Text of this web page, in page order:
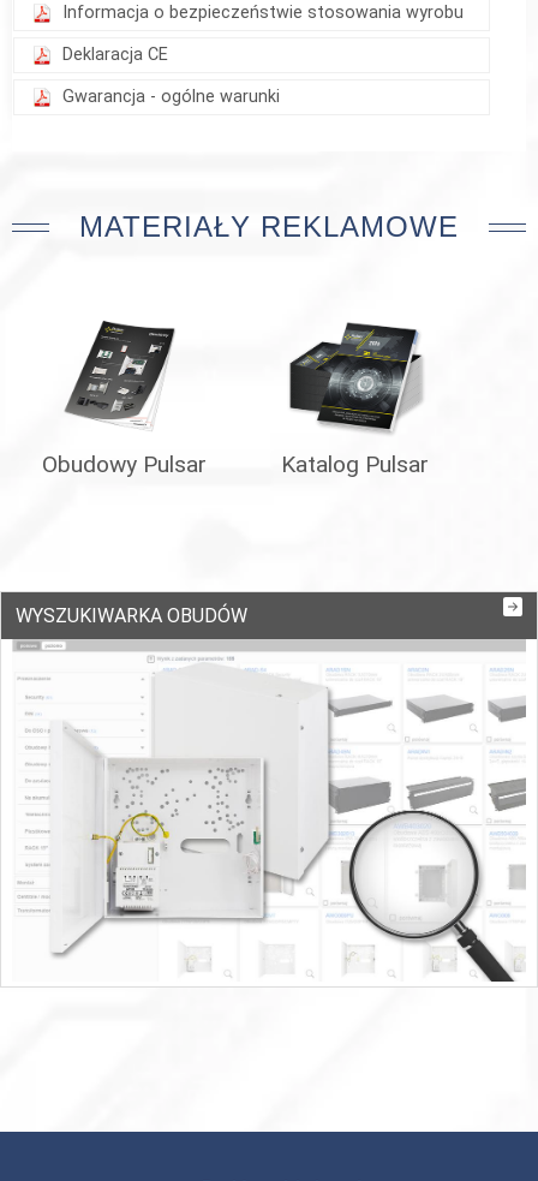
Informacja o bezpieczeństwie stosowania wyrobu
Deklaracja CE
Gwarancja - ogólne warunki
MATERIAŁY REKLAMOWE
Obudowy Pulsar Katalog Pulsar
WYSZUKIWARKA OBUDÓW